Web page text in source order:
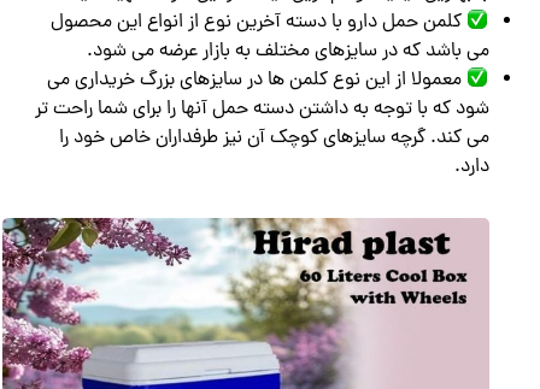
کلمن حمل دارو با دسته آخرین نوع از انواع این محصول
می باشد که در سایزهای مختلف به بازار عرضه می شود.
معمولا از این نوع کلمن ها در سایزهای بزرگ خریداری می
شود که با توجه به داشتن دسته حمل آنها را برای شما راحت تر
می کند. گرچه سایزهای کوچک آن نیز طرفداران خاص خود را
دارد.